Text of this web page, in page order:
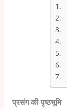
प्रसंग की पृष्ठभूमि